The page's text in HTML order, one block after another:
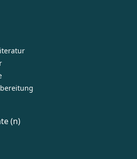
Informationen: Publikationen
(n)